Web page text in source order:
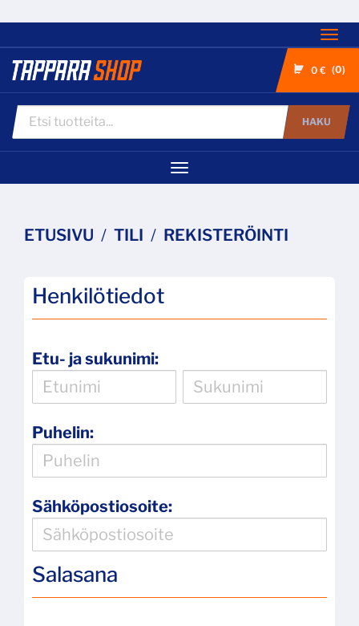
0 € 0
HAKU
Navigaatio
ETUSIVU TILI REKISTERÖINTI
Henkilötiedot
Etu- ja sukunimi:
Puhelin:
Sähköpostiosoite:
Salasana